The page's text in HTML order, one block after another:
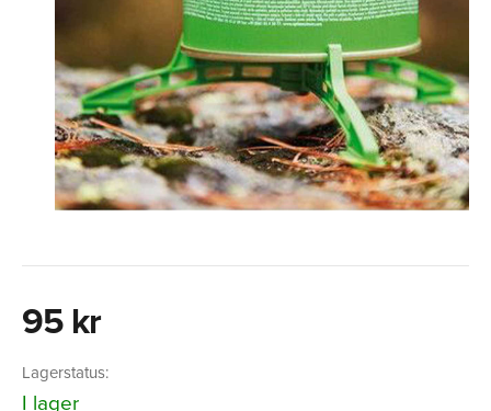
95 kr
Lagerstatus:
I lager